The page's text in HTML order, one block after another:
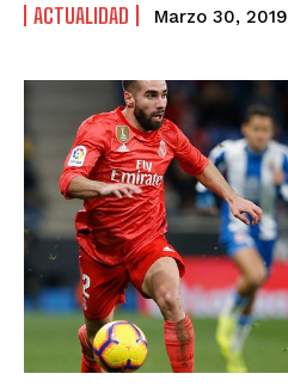
ACTUALIDAD Marzo 30, 2019